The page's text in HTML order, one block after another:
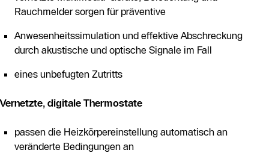
Rauchmelder sorgen für präventive
Anwesenheitssimulation und effektive Abschreckung
durch akustische und optische Signale im Fall
eines unbefugten Zutritts
Vernetzte, digitale Thermostate
passen die Heizkörpereinstellung automatisch an
veränderte Bedingungen an